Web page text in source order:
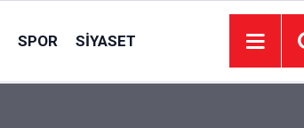
SPOR SIYASET